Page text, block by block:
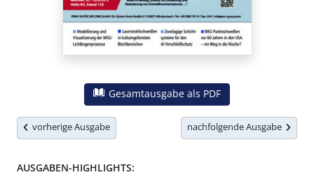
Gesamtausgabe als PDF
vorherige Ausgabe nachfolgende Ausgabe
AUSGABEN-HIGHLIGHTS: